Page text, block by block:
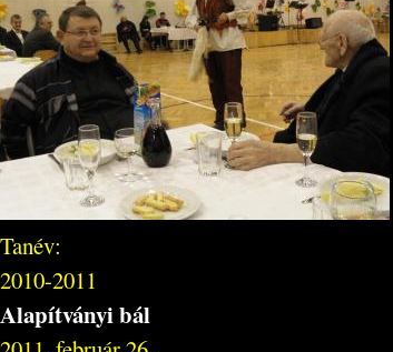
Tanév:
2010-2011
Alapítványi bál